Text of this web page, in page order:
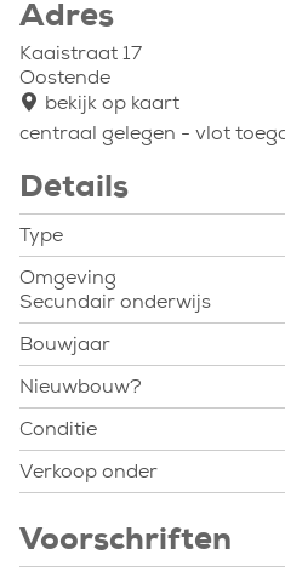
Adres
Kaaistraat 17
Oostende
bekijk op kaart
centraal gelegen - vlot
Details
Type
Omgeving
Secundair onderwijs
Bouwjaar
Nieuwbouw?
Conditie
Verkoop onder
Voorschriften